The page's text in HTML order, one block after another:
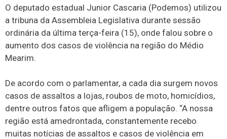
O deputado estadual Junior Cascaria (Podemos) utilizou
a tribuna da Assembleia Legislativa durante sessão
ordinária da última terça-feira (15), onde falou sobre o
aumento dos casos de violência na região do Médio
Mearim.
De acordo com o parlamentar, a cada dia surgem novos
casos de assaltos a lojas, roubos de moto, homicídios,
dentre outros fatos que afligem a população. “A nossa
região está amedrontada, constantemente recebo
muitas notícias de assaltos e casos de violência em